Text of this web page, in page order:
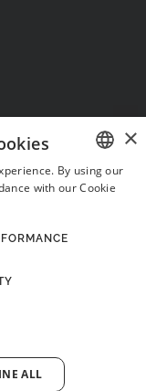
PORTUGUESE
×
By using our
with our Cookie
ALL